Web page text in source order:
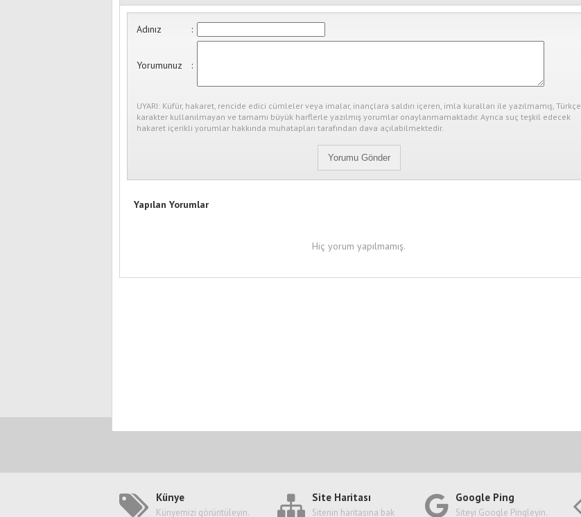
Adınız :
Yorumunuz :
UYARI: Küfür, hakaret, rencide edici cümleler veya imalar, inançlara saldırı içeren, imla kuralları ile yazılmamış, Türkçe
karakter kullanılmayan ve tamamı büyük harflerle yazılmış yorumlar onaylanmamaktadır. Ayrıca suç teşkil edecek
hakaret içerikli yorumlar hakkında muhatapları tarafından dava açılabilmektedir.
Yapılan Yorumlar
Hiç yorum yapılmamış.
Künye
Künyemizi görüntüleyin.
Site Haritası
Sitenin haritasına bak
Google Ping
Siteyi Google Pingleyin.